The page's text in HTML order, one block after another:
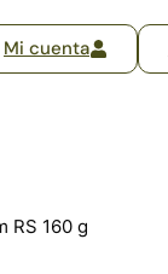
Mi cuenta
RS 160 g